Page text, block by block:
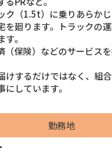
ク（1.5t）に乗りあらか
を廻ります。トラックの
。
保険）などのサービス
けするだけではなく、組
にしています。
勤務地